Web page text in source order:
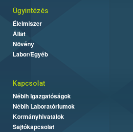
Ügyintézés
Élelmiszer
Állat
Növény
Labor/Egyéb
Kapcsolat
Nébih Igazgatóságok
Nébih Laboratóriumok
Kormányhivatalok
Sajtókapcsolat